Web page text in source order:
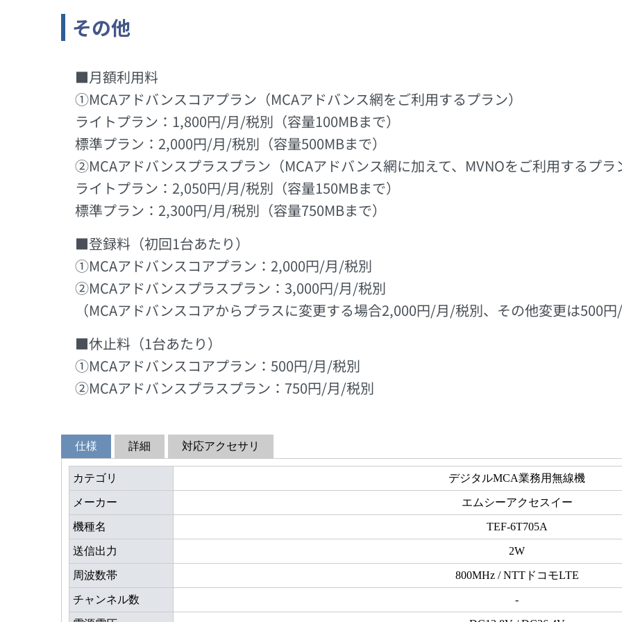
その他
■月額利用料
①MCAアドバンスコアプラン（MCAアドバンス網をご利用するプラン）
ライトプラン：1,800円/月/税別（容量100MBまで）
標準プラン：2,000円/月/税別（容量500MBまで）
②MCAアドバンスプラスプラン（MCAアドバンス網に加えて、MVNOをご利用するプラ
ライトプラン：2,050円/月/税別（容量150MBまで）
標準プラン：2,300円/月/税別（容量750MBまで）
■登録料（初回1台あたり）
①MCAアドバンスコアプラン：2,000円/月/税別
②MCAアドバンスプラスプラン：3,000円/月/税別
（MCAアドバンスコアからプラスに変更する場合2,000円/月/税別、その他変更は500円/
■休止料（1台あたり）
①MCAアドバンスコアプラン：500円/月/税別
②MCAアドバンスプラスプラン：750円/月/税別
仕様 詳細 対応アクセサリ
カテゴリ デジタルMCA業務用無線機
メーカー エムシーアクセスイー
機種名 TEF-6T705A
送信出力 2W
周波数帯 800MHz / NTTドコモLTE
チャンネル数 -